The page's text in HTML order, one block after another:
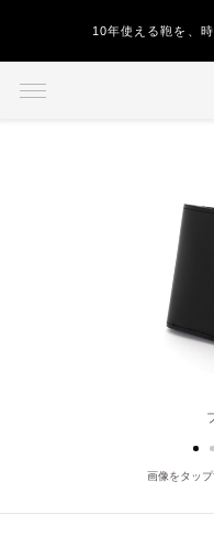
10年使える鞄を、
画像をタップ